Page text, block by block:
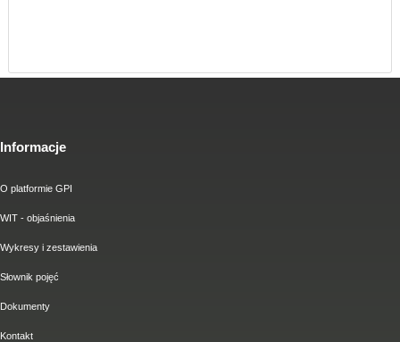
Informacje
O platformie GPI
WIT - objaśnienia
Wykresy i zestawienia
Słownik pojęć
Dokumenty
Kontakt